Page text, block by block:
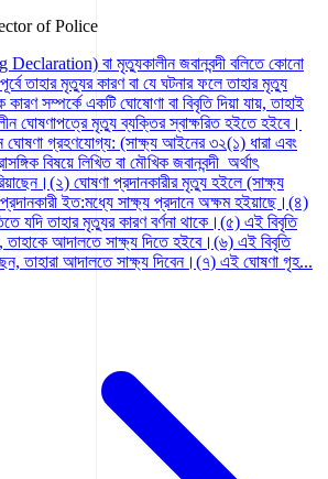
of Police
বা মৃত্যুকালীন জবানবন্দী বলিতে কোনো
তাহার মৃত্যুর কারণ বা যে ঘটনার ফলে তাহার মৃত্যু
সম্পর্কে একটি ঘোষোণা বা বিবৃতি দিয়া যায়, তাহাই
ঘোষণাপত্রে মৃত্যু ব্যক্তির স্বাক্ষরিত হইতে হইবে।
ঘোষণা গ্রহণযোগ্য: (সাক্ষ্য আইনের ৩২(১) ধারা এবং
বিষয়ে লিখিত বা মৌখিক জবানবন্দী অর্থাৎ
ঘোষণা প্রদানকারীর মৃত্যু হইলে (সাক্ষ্য
ইত:মধ্যে সাক্ষ্য প্রদানে অক্ষম হইয়াছে।(৪)
যদি তাহার মৃত্যুর কারণ বর্ণনা থাকে।(৫) এই বিবৃতি
তাহাকে আদালতে সাক্ষ্য দিতে হইবে।(৬) এই বিবৃতি
তাহারা আদালতে সাক্ষ্য দিবেন।(৭) এই ঘোষণা গৃহ...